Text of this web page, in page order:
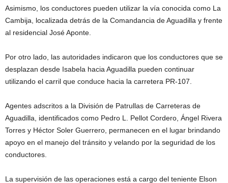
Asimismo, los conductores pueden utilizar la vía conocida como La
Cambija, localizada detrás de la Comandancia de Aguadilla y frente
al residencial José Aponte.
Por otro lado, las autoridades indicaron que los conductores que se
desplazan desde Isabela hacia Aguadilla pueden continuar
utilizando el carril que conduce hacia la carretera PR-107.
Agentes adscritos a la División de Patrullas de Carreteras de
Aguadilla, identificados como Pedro L. Pellot Cordero, Ángel Rivera
Torres y Héctor Soler Guerrero, permanecen en el lugar brindando
apoyo en el manejo del tránsito y velando por la seguridad de los
conductores.
La supervisión de las operaciones está a cargo del teniente Elson